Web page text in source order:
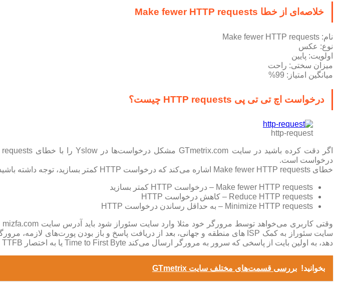
خلاصه‌ای از خطا Make fewer HTTP requests
نام: Make fewer HTTP requests
نوع: عکس
اولویت: پایین
میزان سختی: راحت
میانگین امتیاز: 99%
درخواست اچ تی تی پی HTTP requests چیست؟
http-request
اگر دقت کرده باشید در سایت GTmetrix.com مشکل درخواست‌ها در Yslow را با خطای Make fewer HTTP requests نشان می‌دهد که کلمه
درخواست است.
خطای Make fewer HTTP requests اشاره می‌کند که درخواست HTTP کمتر بسازید، توجه داشته باشید هر سه عبارت زیر به یک معنا است و یک هدف دارند:
Make fewer HTTP requests – درخواست HTTP کمتر بسازید
Reduce HTTP requests – کاهش درخواست HTTP
Minimize HTTP requests – به حداقل رساندن درخواست HTTP
دهد، به اولین بایت از پاسخی که سرور به مرورگر ارسال می‌کند Time to First Byte یا به اختصار TTFB گویند.
بخوانید! بررسی قسمت‌های مختلف سایت GTmetrix